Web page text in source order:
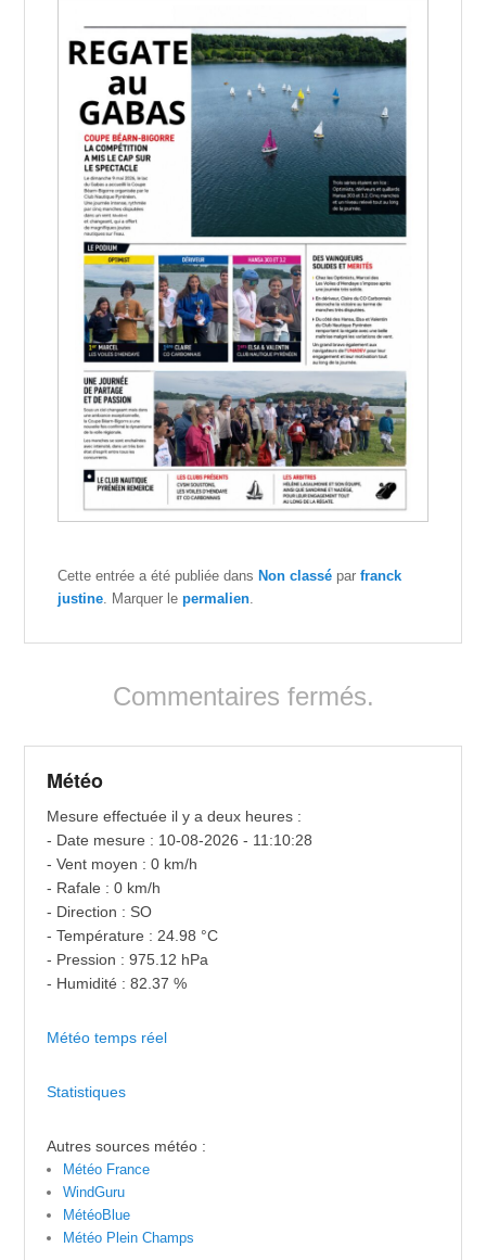
Cette entrée a été publiée dans Non classé parfranck
justine. Marquer lepermalien.
Commentaires fermés.
Météo
Mesure effectuée il y a deux heures :
- Date mesure : 10-08-2026 - 11:10:28
- Vent moyen : 0 km/h
- Rafale : 0 km/h
- Direction : SO
- Température : 24.98 °C
- Pression : 975.12 hPa
- Humidité : 82.37 %
Météo temps réel
Statistiques
Autres sources météo :
Météo France
WindGuru
MétéoBlue
Météo Plein Champs